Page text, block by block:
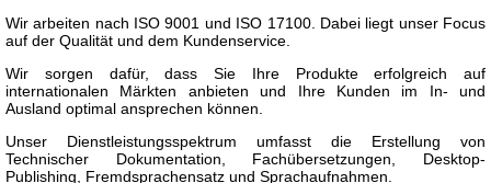
Wir arbeiten nach ISO 9001 und ISO 17100. Dabei liegt unser Focus
auf der Qualität und dem Kundenservice.
Wir sorgen dafür, dass Sie Ihre Produkte erfolgreich auf
internationalen Märkten anbieten und Ihre Kunden im In- und
Ausland optimal ansprechen können.
Unser Dienstleistungsspektrum umfasst die Erstellung von
Technischer Dokumentation, Fachübersetzungen, Desktop-
Publishing, Fremdsprachensatz und Sprachaufnahmen.